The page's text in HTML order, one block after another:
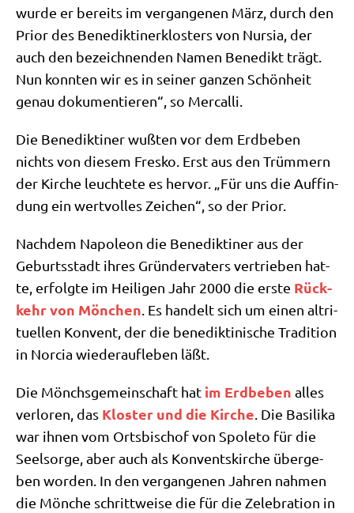
wur­de er bereits im ver­gan­ge­nen März, durch den
Pri­or des Bene­dik­ti­ner­klo­sters von Nur­sia, der
auch den bezeich­nen­den Namen Bene­dikt trägt.
Nun konn­ten wir es in sei­ner gan­zen Schön­heit
genau doku­men­tie­ren“, so Mercalli.
Die Bene­dik­ti­ner wuß­ten vor dem Erd­be­ben
nichts von die­sem Fres­ko. Erst aus den Trüm­mern
der Kir­che leuch­te­te es her­vor. „Für uns die Auf­fin­
dung ein wert­vol­les Zei­chen“, so der Prior.
Nach­dem Napo­le­on die Bene­dik­ti­ner aus der
Geburts­stadt ihres Grün­der­va­ters ver­trie­ben hat­
te, erfolg­te im Hei­li­gen Jahr 2000 die erste Rück­
kehr von Mön­chen. Es han­delt sich um einen alt­ri­
tu­el­len Kon­vent, der die bene­dik­t­i­ni­sche Tra­di­ti­on
in Nor­cia wie­der­auf­le­ben läßt.
Die Mönchs­ge­mein­schaft hat im Erd­be­ben alles
ver­lo­ren, das Klo­ster und die Kir­che. Die Basi­li­ka
war ihnen vom Orts­bi­schof von Spo­le­to für die
Seel­sor­ge, aber auch als Kon­vents­kir­che über­ge­
ben wor­den. In den ver­gan­ge­nen Jah­ren nah­men
die Mön­che schritt­wei­se die für die Zele­bra­ti­on in